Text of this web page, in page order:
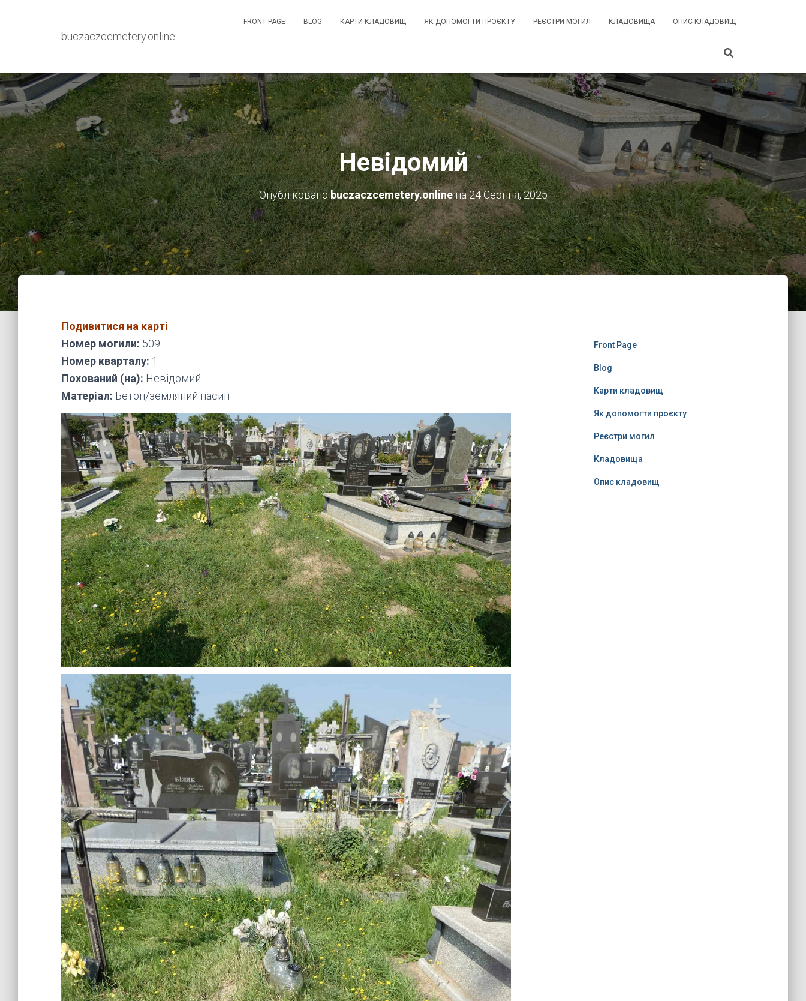
buczaczcemetery.online
FRONT PAGE BLOG КАРТИ КЛАДОВИЩ ЯК ДОПОМОГТИ ПРОЄКТУ РЕЄСТРИ МОГИЛ КЛАДОВИЩА ОПИС КЛАДОВИЩ
Невідомий
Опублікованоbuczaczcemetery.onlineна24 Серпня, 2025
Подивитися на карті
Номер могили: 509
Номер кварталу: 1
Похований (на): Невідомий
Матеріал: Бетон/земляний насип
Front Page
Blog
Карти кладовищ
Як допомогти проєкту
Реєстри могил
Кладовища
Опис кладовищ